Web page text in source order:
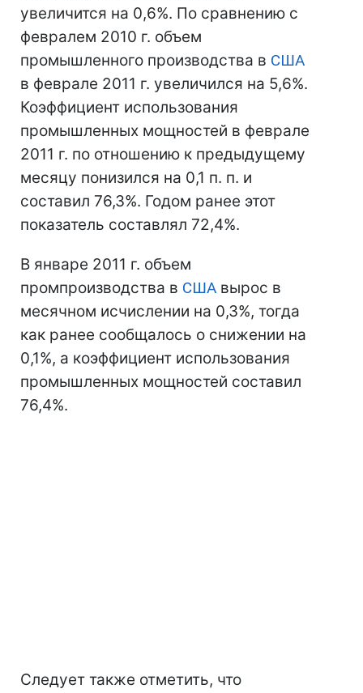
увеличится на 0,6%. По сравнению с
февралем 2010 г. объем
промышленного производства в США
в феврале 2011 г. увеличился на 5,6%.
Коэффициент использования
промышленных мощностей в феврале
2011 г. по отношению к предыдущему
месяцу понизился на 0,1 п. п. и
составил 76,3%. Годом ранее этот
показатель составлял 72,4%.
В январе 2011 г. объем
промпроизводства в США вырос в
месячном исчислении на 0,3%, тогда
как ранее сообщалось о снижении на
0,1%, а коэффициент использования
промышленных мощностей составил
76,4%.
Следует также отметить, что